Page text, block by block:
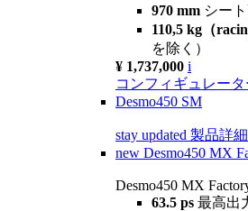
970 mm シー
110,5 kg（
を除く）
¥ 1,737,000 i
コンフィギュレータ
Desmo450 SM
stay updated 製品詳細
new Desmo450 MX
Desmo450 MX
63.5 ps 最高出